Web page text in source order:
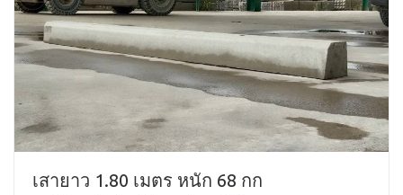
เสายาว 1.80 เมตร หนัก 68 กก